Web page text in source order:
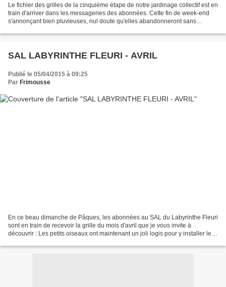
Le fichier des grilles de la cinquième étape de notre jardinage collectif est en
train d'arriver dans les messageries des abonnées. Cette fin de week-end
s'annonçant bien pluvieuses, nul doute qu'elles abandonneront sans
SAL LABYRINTHE FLEURI - AVRIL
Publié le 05/04/2015 à 09:25
Par Frimousse
En ce beau dimanche de Pâques, les abonnées au SAL du Labyrinthe Fleuri
sont en train de recevoir la grille du mois d'avril que je vous invite à
découvrir : Les petits oiseaux ont maintenant un joli logis pour y installer leur